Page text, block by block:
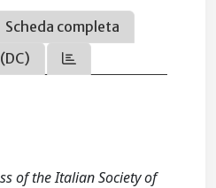
Scheda completa
of the Italian Society of